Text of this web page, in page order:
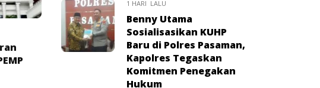
1 HARI LALU
Benny Utama
Sosialisasikan KUHP
Baru di Polres Pasaman,
Kapolres Tegaskan
Komitmen Penegakan
Hukum